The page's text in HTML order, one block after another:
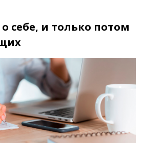
себе, и только потом